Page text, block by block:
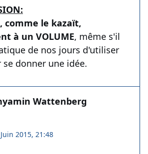
comme le kazaït,
à un VOLUME, même s'il
de nos jours d'utiliser
donner une idée.
Wattenberg
2015, 21:48